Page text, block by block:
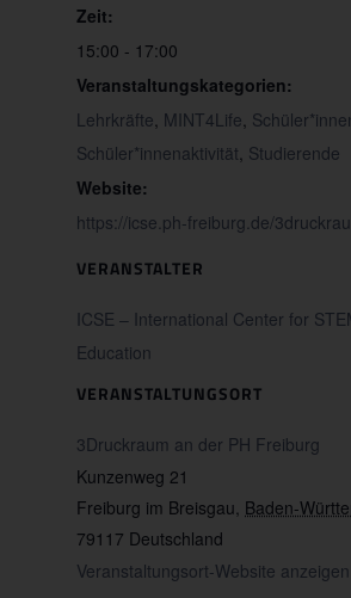
Zeit:
15:00 - 17:00
Veranstaltungskategorien:
Lehrkräfte, MINT4Life,
Schüler*innenaktivität, Studierende
Website:
https://icse.ph-freiburg.de/
VERANSTALTUNGSORT
3Druckraum an der PH Freiburg
Kunzenweg 21
Freiburg im Breisgau, Baden-
79117 Deutschland
Veranstaltungsort-Website anzeigen
VERANSTALTER
ICSE – International Center for
Education